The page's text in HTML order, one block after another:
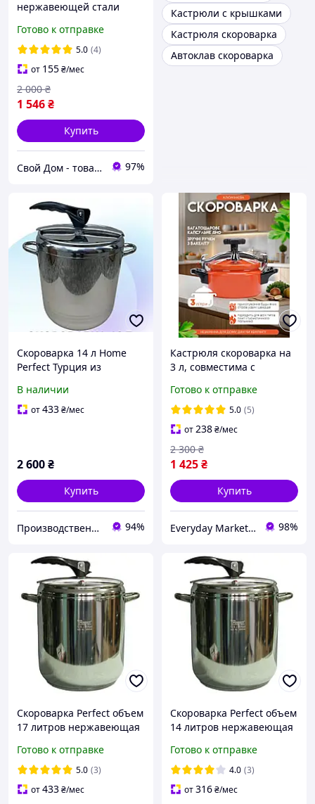
нержавеющей стали
Готово к отправке
5.0 (4)
от 155₴/мес
1 546₴
2 000 ₴
Купить
Свой Дом - товары для дома и сада 97%
Кастрюли с крышками
Кастрюля скороварка
Автоклав скороварка
Скороварка 14 л Home
Perfect Турция из
В наличии
от433₴/мес
2 600₴
Купить
Производственное предприятие HOMEPRO 94%
Кастрюля скороварка на
3 л, совместима с
электрическими и
индукционными плитами
Готово к отправке
5.0 (5)
от238₴/мес
1 425₴
2 300 ₴
Купить
Everyday Market 0965612251 98%
Скороварка Perfect объем
17 литров нержавеющая
Готово к отправке
5.0 (3)
от433₴/мес
Скороварка Perfect объем
14 литров нержавеющая
Готово к отправке
4.0 (3)
от316₴/мес